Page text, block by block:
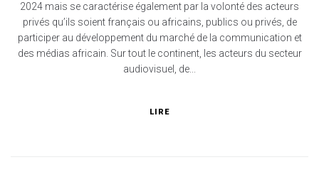
2024 mais se caractérise également par la volonté des acteurs
privés qu’ils soient français ou africains, publics ou privés, de
participer au développement du marché de la communication et
des médias africain. Sur tout le continent, les acteurs du secteur
audiovisuel, de...
LIRE